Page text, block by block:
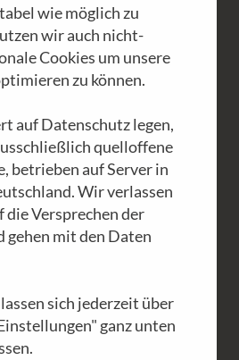
wie auch ein realer
(unsere Photovoltaik
in Schrems)
Beteiligungmodell, das
finanziert,
einerseits den
andererseits aber zu
österreichischen
gemeinschaftliche
wie möglich zu
wir auch nicht-
Cookies um unsere
zu können.
auf Datenschutz legen,
quelloffene
betrieben auf Server in
Wir verlassen
die Versprechen der
gehen mit den Daten
sich jederzeit über
ganz unten